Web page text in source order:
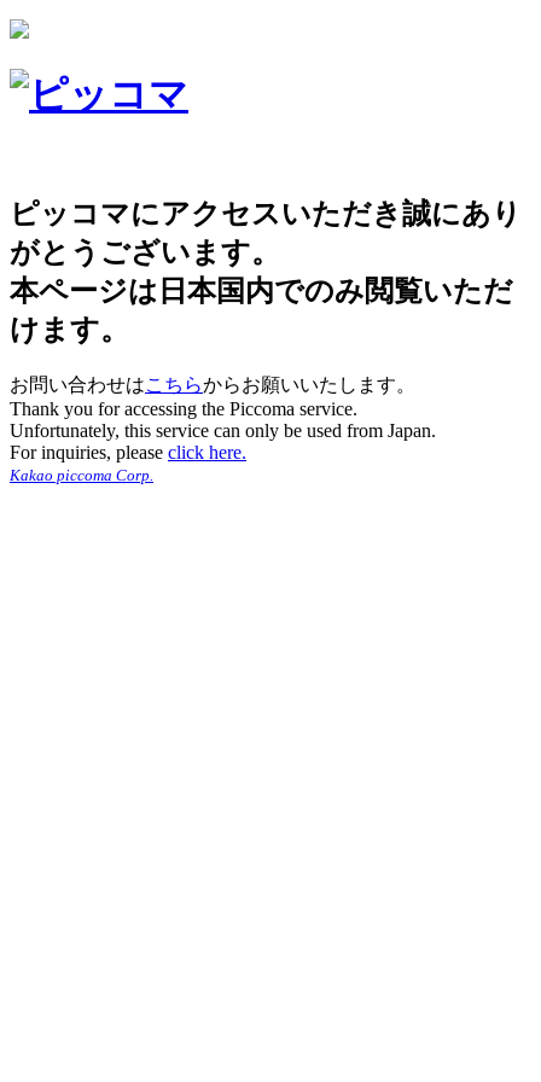
ピッコマにアクセスいただき誠にあり
がとうございます。
本ページは日本国内でのみ閲覧いただ
けます。
お問い合わせはこちらからお願いいたします。
Thank you for accessing the Piccoma service.
Unfortunately, this service can only be used from Japan.
For inquiries, please click here.
Kakao piccoma Corp.